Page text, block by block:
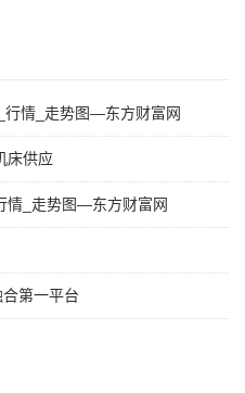
行情_走势图—东方财富网
床供应
情_走势图—东方财富网
第一平台